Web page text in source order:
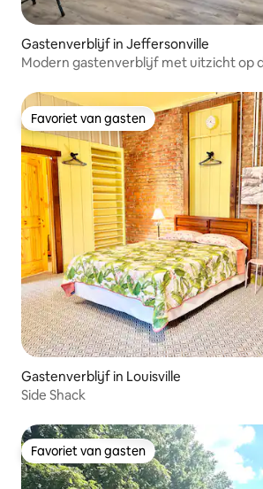
Gastenverblijf in Jeffersonville
Modern gastenverblijf met uitzicht op
Favoriet van gasten
Favoriet van gasten
Gastenverblijf in Louisville
Side Shack
Favoriet van gasten
Favoriet van gasten